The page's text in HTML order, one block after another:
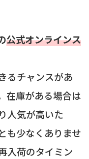
公式オンラインス
るチャンスがあ
在庫がある場合は
人気が高いた
も少なくありませ
入荷のタイミン